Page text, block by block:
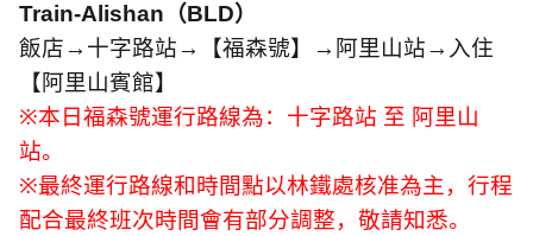
Train-Alishan （BLD）
飯店→ 十字路站→ 【福森號】 → 阿里山站→ 入住
【阿里山賓館】
※本日福森號運行路線為：十字路站 至 阿里山
站。
※最終運行路線和時間點以林鐵處核准為主，行程
配合最終班次時間會有部分調整，敬請知悉。